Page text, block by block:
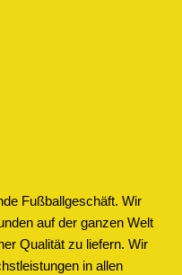
Fußballgeschäft. Wir
auf der ganzen Welt
Qualität zu liefern. Wir
in allen